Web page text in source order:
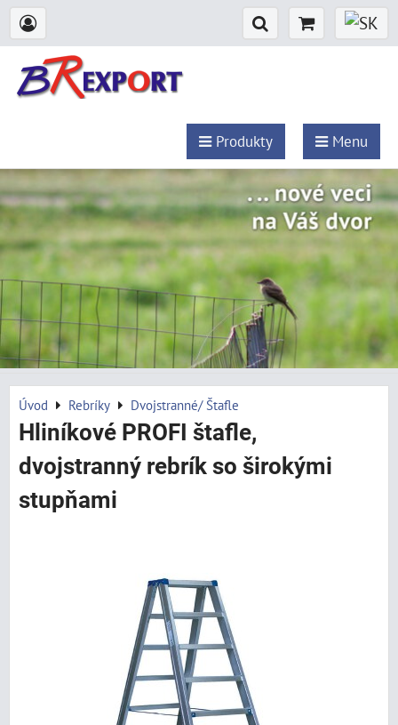
Produkty Menu
Úvod Rebríky Dvojstranné/ Štafle
Hliníkové PROFI štafle,
dvojstranný rebrík so širokými
stupňami